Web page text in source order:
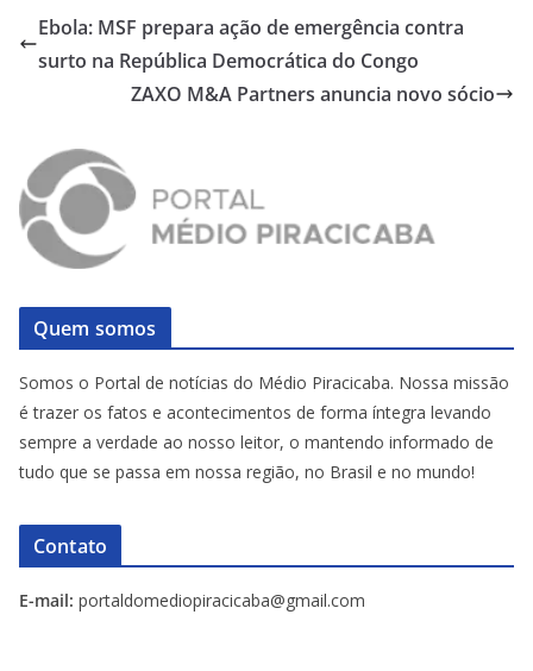
Ebola: MSF prepara ação de emergência contra
surto na República Democrática do Congo
ZAXO M&A Partners anuncia novo sócio
Quem somos
Somos o Portal de notícias do Médio Piracicaba. Nossa missão
é trazer os fatos e acontecimentos de forma íntegra levando
sempre a verdade ao nosso leitor, o mantendo informado de
tudo que se passa em nossa região, no Brasil e no mundo!
Contato
E-mail: portaldomediopiracicaba@gmail.com